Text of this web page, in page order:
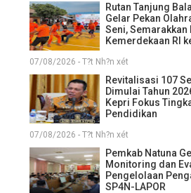
Rutan Tanjung
Gelar Pekan
Seni, Semarakkan
Kemerdekaan RI
07/08/2026 - T?t Nh?n xét
Revitalisasi 107
Dimulai Tahun
Kepri Fokus
Pendidikan
07/08/2026 - T?t Nh?n xét
Pemkab Natuna
Monitoring dan
Pengelolaan
SP4N-LAPOR